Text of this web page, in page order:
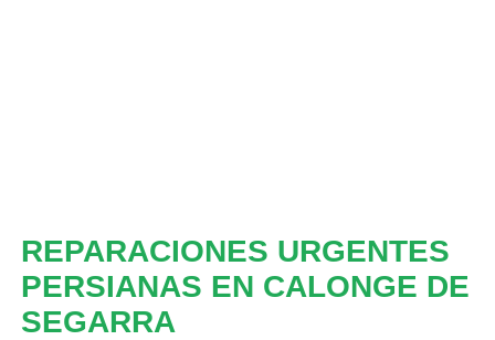
REPARACIONES URGENTES
PERSIANAS EN CALONGE DE
SEGARRA